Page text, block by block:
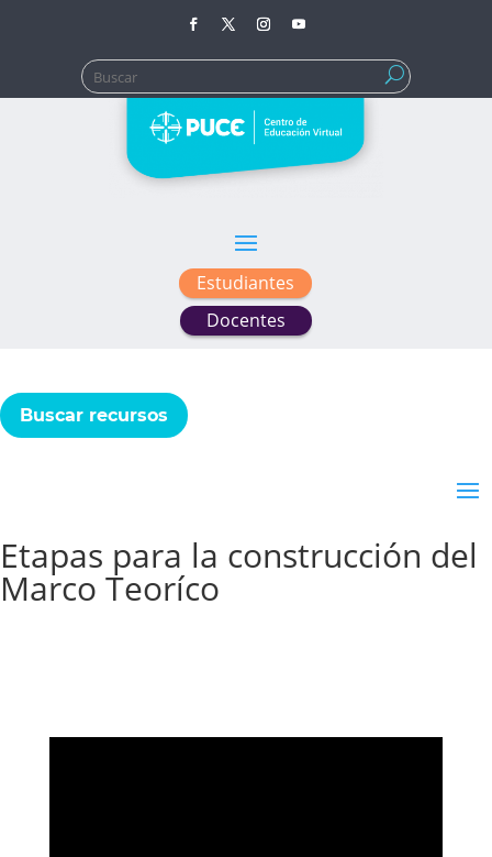
Buscar:
Estudiantes
Docentes
Buscar recursos
Etapas para la construcción del
Marco Teoríco